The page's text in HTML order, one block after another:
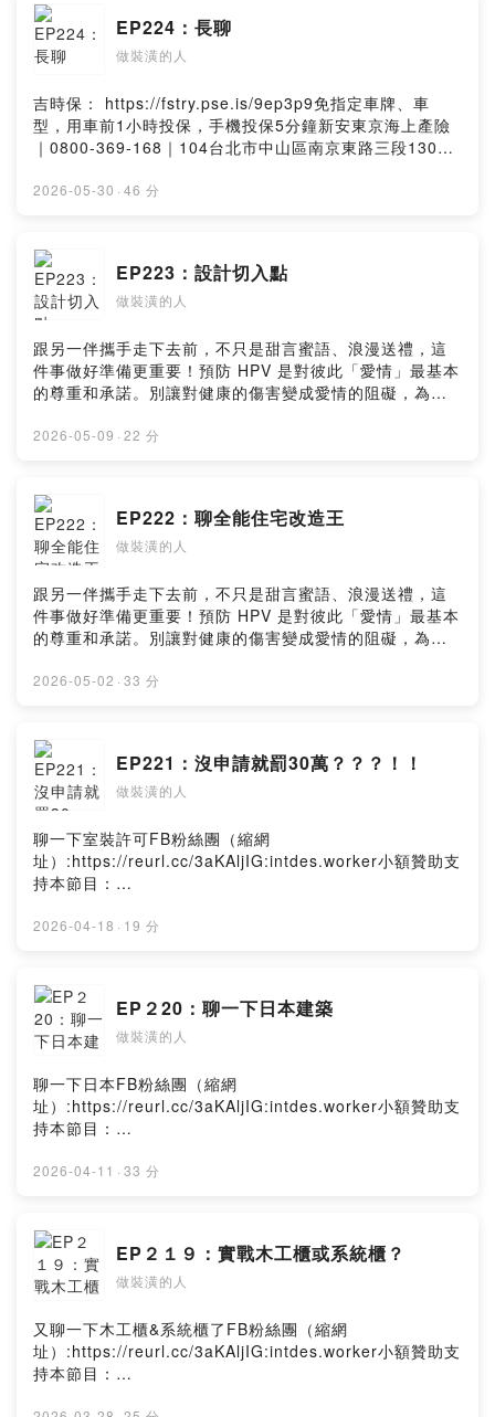
小時投保，手機投保5分鐘新安東京海上產險｜0800-369-
168｜104台北市中山區南京東路三段130號8-13樓——
以上為 Firstory Podcast 廣告 ——聊一下抓預算的盲點
址）:https://reurl.cc/3aKAljIG:intdes.worker小額贊助支
持本節目：
https://open.firstory.me/user/ckfh0pd3qvazf0836py2y
EP224：長聊
做裝潢的人
吉時保： https://fstry.pse.is/9ep3p9免指定車牌、車
型，用車前1小時投保，手機投保5分鐘新安東京海上產險
｜0800-369-168｜104台北市中山區南京東路三段130號
於標案,還有最近的合作項目FB粉絲團（縮網
https://open.firstory.me/user/ckfh0pd3qvazf0836py2y
rn6yPowered by Firstory Hosting
2026-05-30 · 46 分
EP223：設計切入點
做裝潢的人
跟另一伴攜手走下去前，不只是甜言蜜語、浪漫送禮，這
件事做好準備更重要！預防 HPV 是對彼此「愛情」最基本
的尊重和承諾。別讓對健康的傷害變成愛情的阻礙，為彼
展現你對愛的承諾。男女1+1 主動防禦HPV(人類乳突病
免指定車牌、車型，用車前1小時投保，手機投保5分鐘新
安東京海上產險｜0800-369-168｜104台北市中山區南京
東路三段130號8-13樓—— 以上為 Firstory Podcast 廣
告 ——聊一下成屋設計的切入點FB粉絲團（縮網
址）:https://reurl.cc/3aKAljIG:intdes.worker小額贊助支
持本節目：
https://open.firstory.me/user/ckfh0pd3qvazf0836py2y
2026-05-09 · 22 分
EP222：聊全能住宅改造王
做裝潢的人
跟另一伴攜手走下去前，不只是甜言蜜語、浪漫送禮，這
件事做好準備更重要！預防 HPV 是對彼此「愛情」最基本
的尊重和承諾。別讓對健康的傷害變成愛情的阻礙，為彼
展現你對愛的承諾。男女1+1 主動防禦HPV(人類乳突病
免指定車牌、車型，用車前1小時投保，手機投保5分鐘新
安東京海上產險｜0800-369-168｜104台北市中山區南京
東路三段130號8-13樓—— 以上為 Firstory Podcast 廣
告 ——聊一下室裝許可FB粉絲團（縮網
址）:https://reurl.cc/3aKAljIG:intdes.worker小額贊助支
持本節目：
https://open.firstory.me/user/ckfh0pd3qvazf0836py2y
2026-05-02 · 33 分
EP221：沒申請就罰30萬？？？！！
做裝潢的人
聊一下室裝許可FB粉絲團（縮網
址）:https://reurl.cc/3aKAljIG:intdes.worker小額贊助支
持本節目：
rn6yPowered by Firstory Hosting
2026-04-18 · 19 分
EP２20：聊一下日本建築
做裝潢的人
聊一下日本FB粉絲團（縮網
址）:https://reurl.cc/3aKAljIG:intdes.worker小額贊助支
持本節目：
rn6yPowered by Firstory Hosting
2026-04-11 · 33 分
EP２１９：實戰木工櫃或系統櫃？
做裝潢的人
又聊一下木工櫃&系統櫃了FB粉絲團（縮網
址）:https://reurl.cc/3aKAljIG:intdes.worker小額贊助支
持本節目：